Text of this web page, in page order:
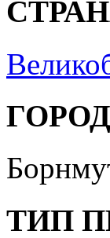
ГОРОД
ТИП